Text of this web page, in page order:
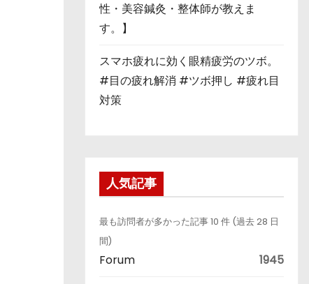
性・美容鍼灸・整体師が教えま
す。】
スマホ疲れに効く眼精疲労のツボ。
#目の疲れ解消 #ツボ押し #疲れ目
対策
人気記事
最も訪問者が多かった記事 10 件 (過去 28 日
間)
Forum 1945